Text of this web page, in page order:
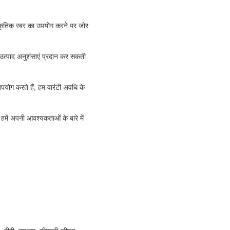
रबर का उपयोग करने पर जोर
अनुशंसाएं प्रदान कर सकती
करते हैं, हम वारंटी अवधि के
अपनी आवश्यकताओं के बारे में